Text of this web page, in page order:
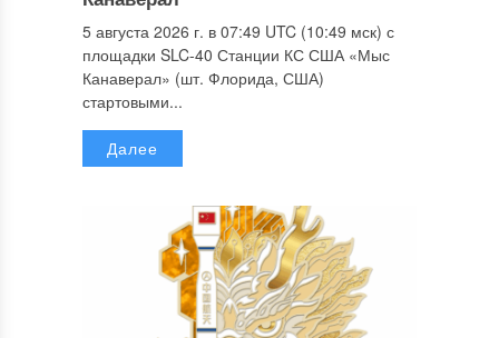
5 августа 2026 г. в 07:49 UTC (10:49 мск) с
площадки SLC-40 Станции КС США «Мыс
Канаверал» (шт. Флорида, США)
стартовыми...
Далее